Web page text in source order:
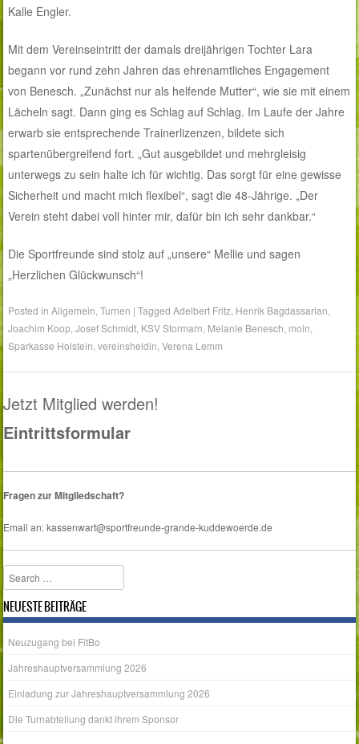
Kalle Engler.
Mit dem Vereinseintritt der damals dreijährigen Tochter Lara
begann vor rund zehn Jahren das ehrenamtliches Engagement
von Benesch. „Zunächst nur als helfende Mutter“, wie sie mit einem
Lächeln sagt. Dann ging es Schlag auf Schlag. Im Laufe der Jahre
erwarb sie entsprechende Trainerlizenzen, bildete sich
spartenübergreifend fort. „Gut ausgebildet und mehrgleisig
unterwegs zu sein halte ich für wichtig. Das sorgt für eine gewisse
Sicherheit und macht mich flexibel“, sagt die 48-Jährige. „Der
Verein steht dabei voll hinter mir, dafür bin ich sehr dankbar.“
Die Sportfreunde sind stolz auf „unsere“ Mellie und sagen
„Herzlichen Glückwunsch“!
Posted inAllgemein ,Turnen |TaggedAdelbert Fritz Henrik Bagdassarian
Joachim Koop ,Josef Schmidt KSV Stormarn Melanie Benesch moin
Sparkasse Holstein ,vereinsheldin ,Verena Lemm
Jetzt Mitglied werden!
Eintrittsformular
Fragen zur Mitgliedschaft?
Email an: kassenwart@sportfreunde-grande-kuddewoerde.de
Search
NEUESTE BEITRÄGE
Neuzugang bei FitBo
Jahreshauptversammlung 2026
Einladung zur Jahreshauptversammlung 2026
Die Turnabteilung dankt ihrem Sponsor